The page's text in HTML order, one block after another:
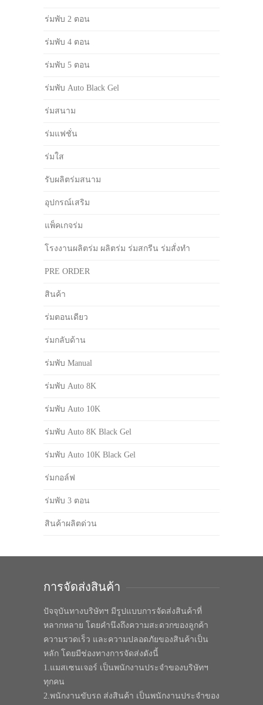
ร่มพับ 2 ตอน
ร่มพับ 4 ตอน
ร่มพับ 5 ตอน
ร่มพับ Auto Black Gel
ร่มสนาม
ร่มแฟชั่น
ร่มใส
รับผลิตร่มสนาม
อุปกรณ์เสริม
แพ็คเกจร่ม
โรงงานผลิตร่ม ผลิตร่ม ร่มสกรีน ร่มสั่งทำ
PRE ORDER
สินค้า
ร่มตอนเดียว
ร่มกลับด้าน
ร่มพับ Manual
ร่มพับ Auto 8K
ร่มพับ Auto 10K
ร่มพับ Auto 8K Black Gel
ร่มพับ Auto 10K Black Gel
ร่มกอล์ฟ
ร่มพับ 3 ตอน
สินค้าผลิตด่วน
การจัดส่งสินค้า
ปัจจุบันทางบริษัทฯ มีรูปแบบการจัดส่งสินค้าที่
หลากหลาย โดยคำนึงถึงความสะดวกของลูกค้า
ความรวดเร็ว และความปลอดภัยของสินค้าเป็น
หลัก โดยมีช่องทางการจัดส่งดังนี้
1.แมสเซนเจอร์ เป็นพนักงานประจำของบริษัทฯ
ทุกคน
2.พนักงานขับรถ ส่งสินค้า เป็นพนักงานประจำของ